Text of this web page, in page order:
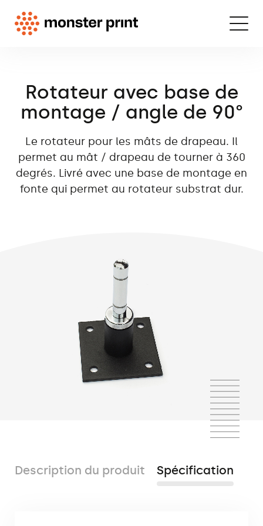
Rotateur avec base de
montage / angle de 90°
Le rotateur pour les mâts de drapeau. Il
permet au mât / drapeau de tourner à 360
degrés. Livré avec une base de montage en
fonte qui permet au rotateur substrat dur.
Description du produit Spécification